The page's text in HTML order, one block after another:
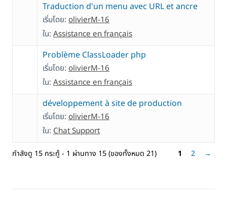
Traduction d'un menu avec URL et ancre
เริ่มโดย: olivierM-16
ใน: Assistance en français
Problème ClassLoader php
เริ่มโดย: olivierM-16
ใน: Assistance en français
développement à site de production
เริ่มโดย: olivierM-16
ใน: Chat Support
กำลังดู 15 กระทู้ - 1 ผ่านทาง 15 (ของทั้งหมด 21) 1 2 →